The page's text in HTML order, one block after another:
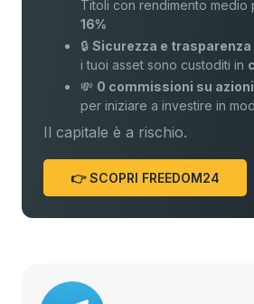
Titoli con rendimento medio
16%
🔒Sicurezza e trasparenza
i tuoi asset sono custoditi in
💸 0 commissioni su azioni
per iniziare a investire in
Il capitale è a rischio.
👉 SCOPRI FREEDOM24